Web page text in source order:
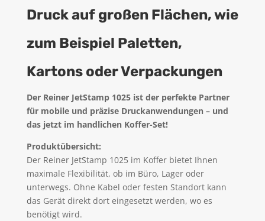
Druck auf großen Flächen, wie
zum Beispiel Paletten,
Kartons oder Verpackungen
Der Reiner JetStamp 1025 ist der perfekte Partner
für mobile und präzise Druckanwendungen – und
das jetzt im handlichen Koffer-Set!
Produktübersicht:
Der Reiner JetStamp 1025 im Koffer bietet Ihnen
maximale Flexibilität, ob im Büro, Lager oder
unterwegs. Ohne Kabel oder festen Standort kann
das Gerät direkt dort eingesetzt werden, wo es
benötigt wird.